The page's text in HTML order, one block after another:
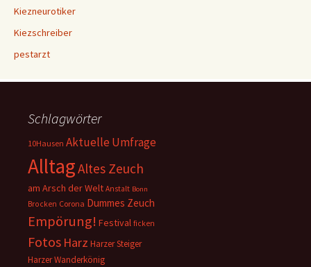
Kiezneurotiker
Kiezschreiber
pestarzt
Schlagwörter
10Hausen Aktuelle Umfrage
AlltagAltes Zeuch
am Arsch der Welt Anstalt Bonn
Brocken Corona Dummes Zeuch
Empörung! Festival ficken
Fotos Harz Harzer Steiger
Harzer Wanderkönig